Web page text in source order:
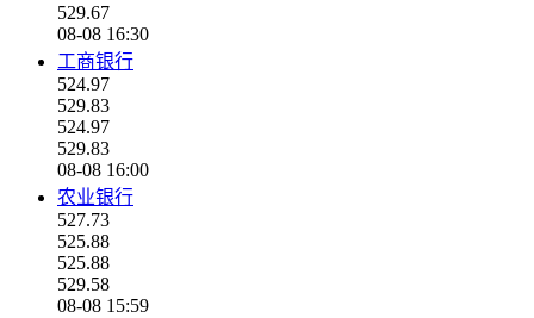
529.67
08-08 16:30
工商银行
524.97
529.83
524.97
529.83
08-08 16:00
农业银行
527.73
525.88
525.88
529.58
08-08 15:59